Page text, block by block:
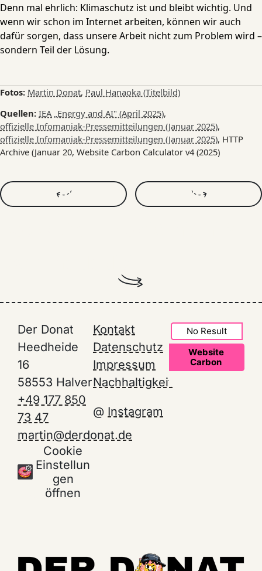
Denn mal ehrlich: Klimaschutz ist und bleibt wichtig. Und
wenn wir schon im Internet arbeiten, können wir auch
dafür sorgen, dass unsere Arbeit nicht zum Problem wird –
sondern Teil der Lösung.
Fotos: Martin Donat, Paul Hanaoka (Titelbild)
Quellen: IEA „Energy and AI" (April 2025),
offizielle Infomaniak-Pressemitteilungen (Januar 2025),
offizielle Infomaniak-Pressemitteilungen (Januar 2025), HTTP
Archive (Januar 20, Website Carbon Calculator v4 (2025)
Der Donat
Heedheide
16
58553 Halver
+49 177 850
73 47
martin@derdonat.de
Cookie
Einstellun
gen
öffnen
Kontakt
Datenschutz
Impressum
Nachhaltigkeit
@ Instagram
No Result
Website
Carbon